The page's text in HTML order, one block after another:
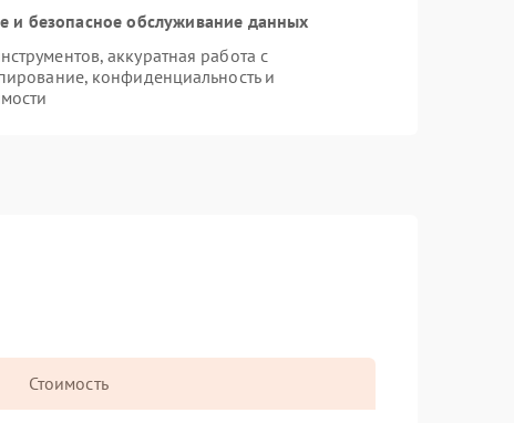
безопасное обслуживание данных
аккуратная работа с
конфиденциальность и
Стоимость